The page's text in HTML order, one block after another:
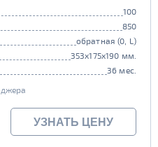
100
850
обратная (0, L)
353x175x190 мм.
36 мес.
УЗНАТЬ ЦЕНУ